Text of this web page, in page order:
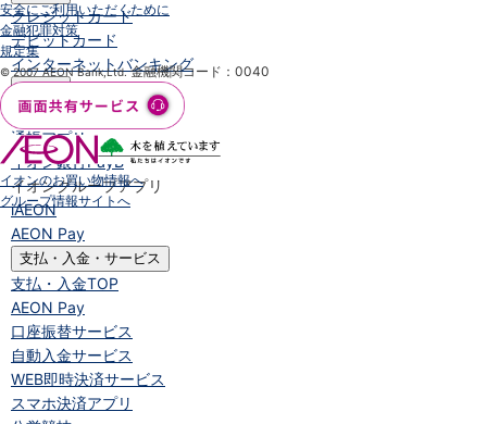
クレジットカード
デビットカード
インターネットバンキング
アプリ
イオン銀行アプリTOP
通帳アプリ
イオン銀行PayB
イオングループアプリ
iAEON
AEON Pay
支払・入金・サービス
支払・入金TOP
AEON Pay
口座振替サービス
自動入金サービス
WEB即時決済サービス
スマホ決済アプリ
安全にご利用いただくために
金融犯罪対策
規定集
© 2007 AEON Bank,Ltd. 金融機関コード：0040
イオンのお買い物情報へ
グループ情報サイトへ